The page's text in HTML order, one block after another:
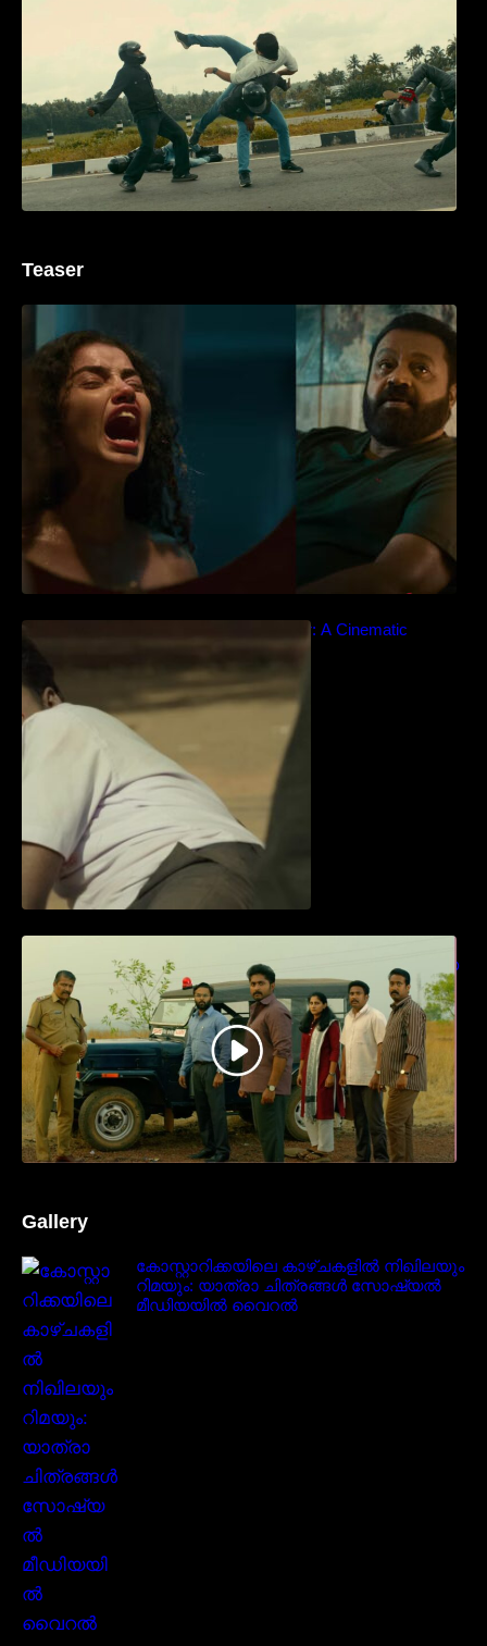
Teaser
‘ജെഎസ്‌കെ’ ടീസർ പുറത്ത്; വക്കീൽ
വേഷത്തിൽ നിറഞ്ഞാടി സുരേഷ് ഗോപി..
Idiyan Chandhu – Teaser: A Cinematic
എത്തുന്ന “പാർട്നെർസ്” പ്രേക്ഷക ശ്രദ്ധ
നേടിയ ടീസർ കാണാം..
Gallery
കോസ്റ്റാറിക്കയിലെ കാഴ്ചകളിൽ നിഖിലയും
റിമയും: യാത്രാ ചിത്രങ്ങൾ സോഷ്യൽ
മീഡിയയിൽ വൈറൽ